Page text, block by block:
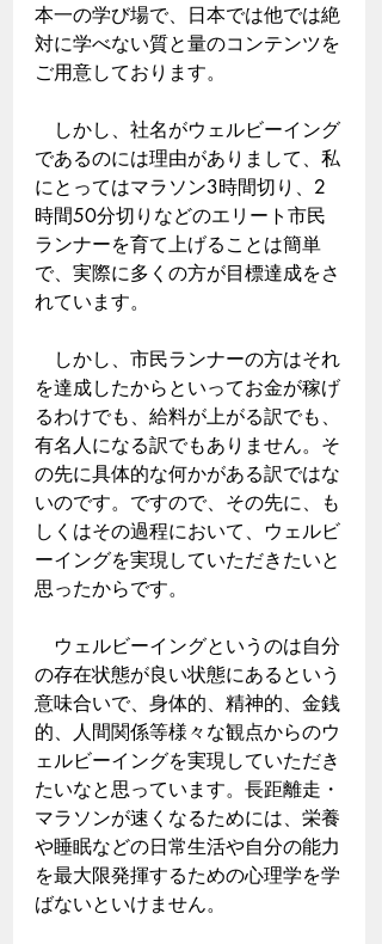
本一の学び場で、日本では他では絶
対に学べない質と量のコンテンツを
ご用意しております。
しかし、社名がウェルビーイング
であるのには理由がありまして、私
にとってはマラソン3時間切り、2
時間50分切りなどのエリート市民
ランナーを育て上げることは簡単
で、実際に多くの方が目標達成をさ
れています。
しかし、市民ランナーの方はそれ
を達成したからといってお金が稼げ
るわけでも、給料が上がる訳でも、
有名人になる訳でもありません。そ
の先に具体的な何かがある訳ではな
いのです。ですので、その先に、も
しくはその過程において、ウェルビ
ーイングを実現していただきたいと
思ったからです。
ウェルビーイングというのは自分
の存在状態が良い状態にあるという
意味合いで、身体的、精神的、金銭
的、人間関係等様々な観点からのウ
ェルビーイングを実現していただき
たいなと思っています。長距離走・
マラソンが速くなるためには、栄養
や睡眠などの日常生活や自分の能力
を最大限発揮するための心理学を学
ばないといけません。